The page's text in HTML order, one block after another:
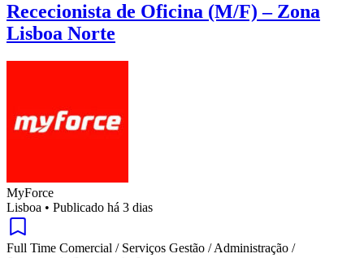
Rececionista de Oficina (M/F) – Zona
Lisboa Norte
MyForce
Lisboa • Publicado há 3 dias
Full Time Comercial / Serviços Gestão / Administração /